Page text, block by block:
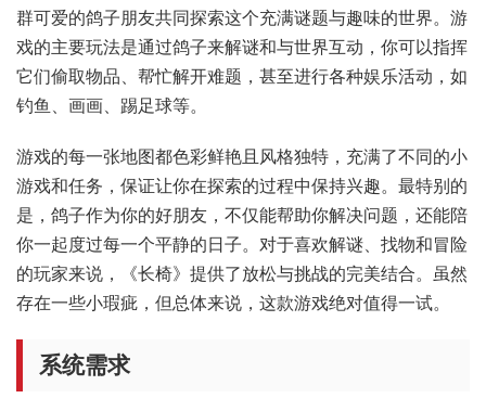
群可爱的鸽子朋友共同探索这个充满谜题与趣味的世界。游
戏的主要玩法是通过鸽子来解谜和与世界互动，你可以指挥
它们偷取物品、帮忙解开难题，甚至进行各种娱乐活动，如
钓鱼、画画、踢足球等。
游戏的每一张地图都色彩鲜艳且风格独特，充满了不同的小
游戏和任务，保证让你在探索的过程中保持兴趣。最特别的
是，鸽子作为你的好朋友，不仅能帮助你解决问题，还能陪
你一起度过每一个平静的日子。对于喜欢解谜、找物和冒险
的玩家来说，《长椅》提供了放松与挑战的完美结合。虽然
存在一些小瑕疵，但总体来说，这款游戏绝对值得一试。
系统需求